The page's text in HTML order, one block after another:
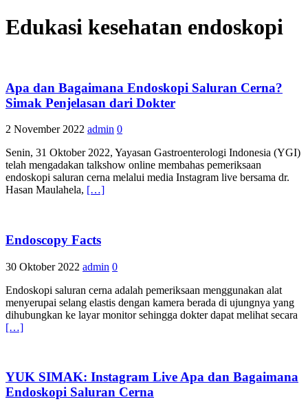
Edukasi kesehatan endoskopi
Apa dan Bagaimana Endoskopi Saluran Cerna?
Simak Penjelasan dari Dokter
2 November 2022 admin 0
Senin, 31 Oktober 2022, Yayasan Gastroenterologi Indonesia (YGI)
telah mengadakan talkshow online membahas pemeriksaan
endoskopi saluran cerna melalui media Instagram live bersama dr.
Hasan Maulahela, […]
Endoscopy Facts
30 Oktober 2022 admin 0
Endoskopi saluran cerna adalah pemeriksaan menggunakan alat
menyerupai selang elastis dengan kamera berada di ujungnya yang
dihubungkan ke layar monitor sehingga dokter dapat melihat secara
[…]
YUK SIMAK: Instagram Live Apa dan Bagaimana
Endoskopi Saluran Cerna